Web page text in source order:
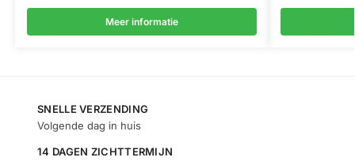
Meer informatie
SNELLE VERZENDING
Volgende dag in huis
14 DAGEN ZICHTTERMIJN